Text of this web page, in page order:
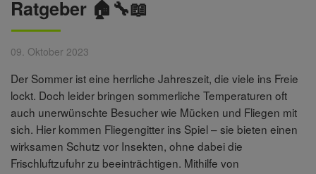
Ratgeber 🏠🔧📖
09. Oktober 2023
Der Sommer ist eine herrliche Jahreszeit, die viele ins Freie
lockt. Doch leider bringen sommerliche Temperaturen oft
auch unerwünschte Besucher wie Mücken und Fliegen mit
sich. Hier kommen Fliegengitter ins Spiel – sie bieten einen
wirksamen Schutz vor Insekten, ohne dabei die
Frischluftzufuhr zu beeinträchtigen. Mithilfe von